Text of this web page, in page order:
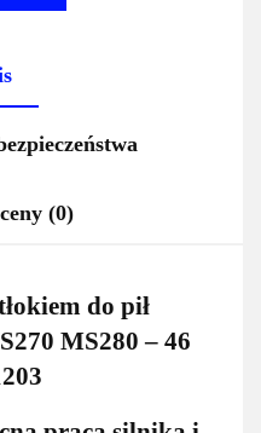
(0)
do pił
MS280 – 46